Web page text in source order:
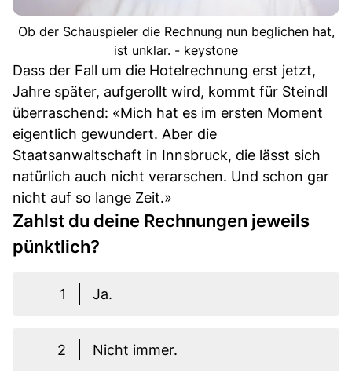
Ob der Schauspieler die Rechnung nun beglichen hat,
ist unklar. - keystone
Dass der Fall um die Hotelrechnung erst jetzt,
Jahre später, aufgerollt wird, kommt für Steindl
überraschend: «Mich hat es im ersten Moment
eigentlich gewundert. Aber die
Staatsanwaltschaft in Innsbruck, die lässt sich
natürlich auch nicht verarschen. Und schon gar
nicht auf so lange Zeit.»
Zahlst du deine Rechnungen jeweils
pünktlich?
1 Ja.
2
Nicht immer.